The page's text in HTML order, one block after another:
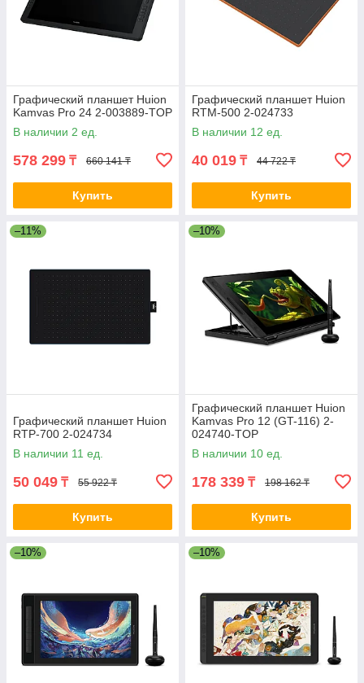
Графический планшет Huion
Kamvas Pro 24 2-003889-TOP
В наличии 2 ед.
578 299 ₸ 660 141 ₸
Купить
Графический планшет Huion
RTM-500 2-024733
В наличии 12 ед.
40 019 ₸ 44 722 ₸
Купить
–11%
Графический планшет Huion
RTP-700 2-024734
В наличии 11 ед.
50 049 ₸ 55 922 ₸
Купить
–10%
Графический планшет Huion
Kamvas Pro 12 (GT-116) 2-
024740-TOP
В наличии 10 ед.
178 339 ₸ 198 162 ₸
Купить
–10% –10%